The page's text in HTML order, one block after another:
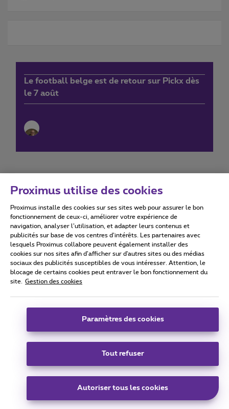
Le football belge est de retour sur Pickx dès
le 7 août
Conditions d'utilisation Accessibility statement
Tous droits réservés. © 2026 Proximus
Conditions générales, info consommateur
Coordonnées de l’entreprise
Boulevard du Roi Albert II 27 - B-1030 Bruxelles.
Carrier & Wholesale Solutions
|Telindus
|Sitemap
Proximus utilise des cookies
Proximus installe des cookies sur ses sites web pour assurer le bon
fonctionnement de ceux-ci, améliorer votre expérience de
navigation, analyser l’utilisation, et adapter leurs contenus et
publicités sur base de vos centres d’intérêts. Les partenaires avec
lesquels Proximus collabore peuvent également installer des
cookies sur nos sites afin d’afficher sur d'autres sites ou des médias
sociaux des publicités susceptibles de vous intéresser. Attention, le
blocage de certains cookies peut entraver le bon fonctionnement du
site.
Gestion des cookies
Paramètres des cookies
Tout refuser
Autoriser tous les cookies